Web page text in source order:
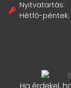
Nyitvatartás:
Hétfő-péntek: